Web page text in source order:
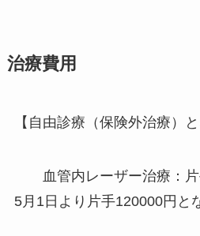
治療費用
【自由診療（保険外治療）と
血管内レーザー治療：片
5月1日より片手120000円と